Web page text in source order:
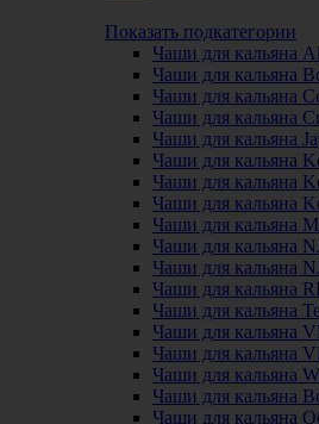
Показать подкатегории
Чаши для кальяна
Чаши для кальяна
Чаши для кальяна
Чаши для кальяна
Чаши для кальяна
Чаши для кальяна
Чаши для кальяна
Чаши для кальяна
Чаши для кальяна
Чаши для кальяна
Чаши для кальяна
Чаши для кальяна
Чаши для кальяна
Чаши для кальяна
Чаши для кальяна
Чаши для кальяна
Чаши для кальяна
Чаши для кальяна